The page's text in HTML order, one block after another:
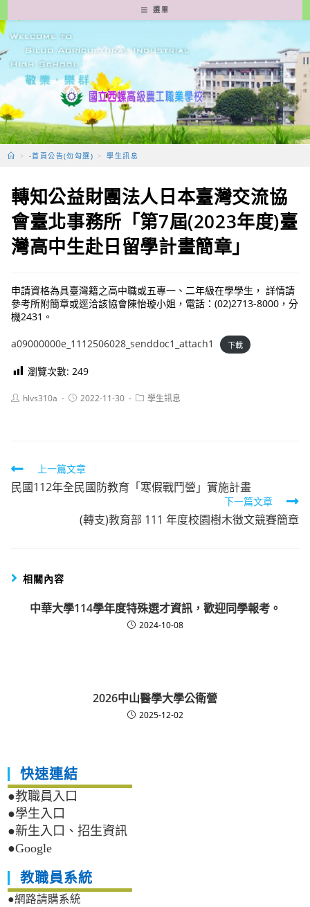
轉
至
要
容
選單
> -首頁公告(勿勾選) > 學生訊息
轉知公益財團法人日本臺灣交流協
會臺北事務所「第7屆(2023年度)臺
灣高中生赴日留學計畫簡章」
申請資格為具臺灣籍之高中職或五專一、二年級在學學生， 詳情請
參考所附簡章或逕洽該協會陳怡璇小姐，電話：(02)2713-8000，分
機2431。
a09000000e_1112506028_senddoc1_attach1 下載
瀏覽次數: 249
Posthlvs310a
Post2022-11-30
Post學生訊息
Read
more
上一篇文章
民國112年全民國防教育「寒假戰鬥營」實施計畫
下一篇文章
(轉支)教育部 111 年度校園樹木徵文競賽簡章
相關內容
中華大學114學年度特殊選才資訊，歡迎同學報考。
2024-10-08
2026中山醫學大學公衛營
2025-12-02
快速連結
●教職員入口
●學生入口
●新生入口、招生資訊
●Google
教職員系統
●網路請購系統